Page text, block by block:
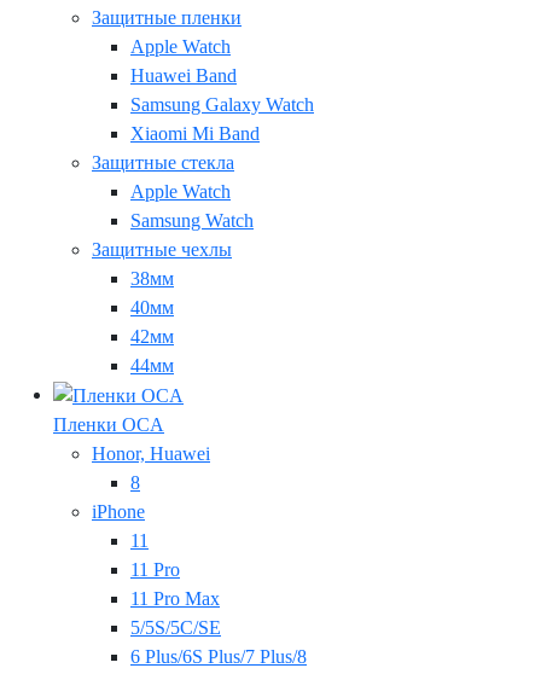
Защитные пленки
Apple Watch
Huawei Band
Samsung Galaxy Watch
Xiaomi Mi Band
Защитные стекла
Apple Watch
Samsung Watch
Защитные чехлы
38мм
40мм
42мм
44мм
Пленки OCA
Honor, Huawei
8
iPhone
11
11 Pro
11 Pro Max
5/5S/5C/SE
6 Plus/6S Plus/7 Plus/8